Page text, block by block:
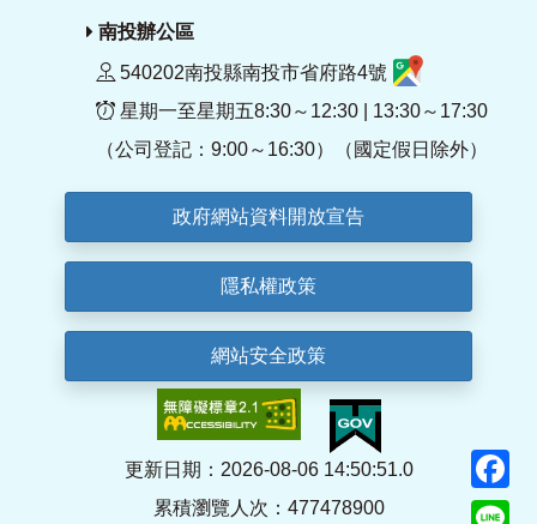
南投辦公區
540202南投縣南投市省府路4號
星期一至星期五8:30～12:30 | 13:30～17:30
（公司登記：9:00～16:30）（國定假日除外）
政府網站資料開放宣告
隱私權政策
網站安全政策
更新日期：2026-08-06 14:50:51.0
累積瀏覽人次：477478900